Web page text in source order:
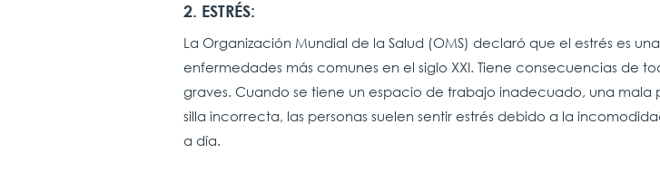
2. ESTRÉS:
La Organización Mundial de la Salud (OMS) declaró que el estrés es
enfermedades más comunes en el siglo XXI. Tiene consecuencias de
graves. Cuando se tiene un espacio de trabajo inadecuado, una mala
silla incorrecta, las personas suelen sentir estrés debido a la
a día.